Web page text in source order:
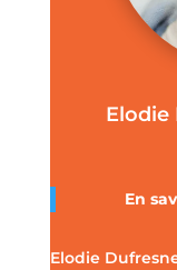
Elodie
En
Elodie